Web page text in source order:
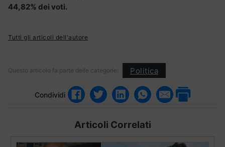
44,82% dei voti.
Tutti gli articoli dell'autore
Questo articolo fa parte delle categorie: Politica
Condividi
Articoli Correlati